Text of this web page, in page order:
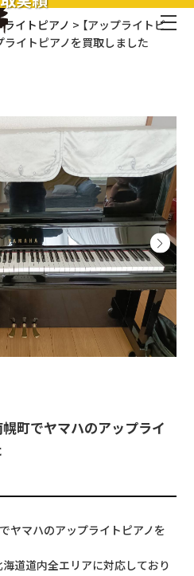
ライトピアノ > 【アップライトピ
ライトピアノを買取しました
幌町でヤマハのアップライ
ヤマハのアップライトピアノを
道道内全エリアに対応しており